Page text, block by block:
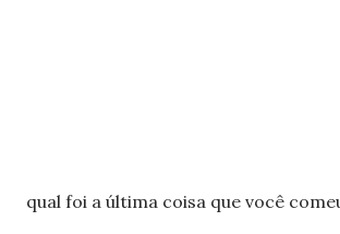
P
qual foi a última coisa que você